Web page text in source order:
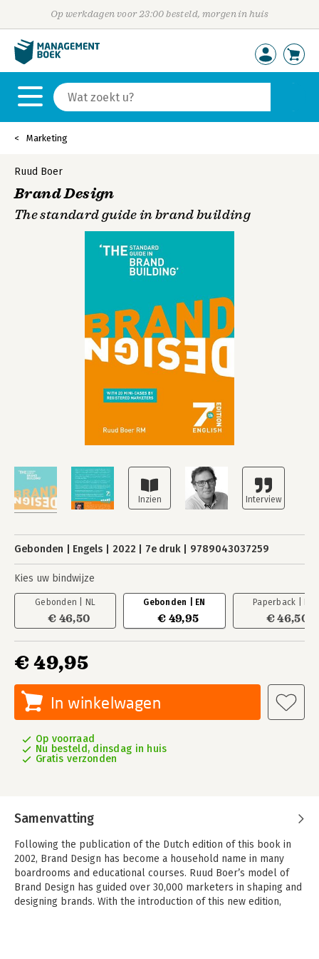
Op werkdagen voor 23:00 besteld, morgen in huis
Marketing
Ruud Boer
Brand Design
The standard guide in brand building
Gebonden Engels 2022 7e druk 9789043037259
Kies uw bindwijze
Gebonden | NL
€ 46,50
Gebonden | EN
€ 49,95
Paperback | NL
€ 46,50
€ 49,95
In winkelwagen
Op voorraad
Nu besteld, dinsdag in huis
Gratis verzonden
Samenvatting
Following the publication of the Dutch edition of this book in
2002, Brand Design has become a household name in many
boardrooms and educational courses. Ruud Boer’s model of
Brand Design has guided over 30,000 marketers in shaping and
designing brands. With the introduction of this new edition,